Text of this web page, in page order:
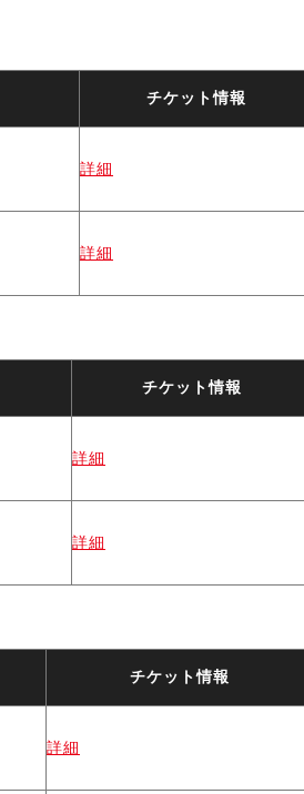
チケット情報
詳細
詳細
チケット情報
詳細
詳細
チケット情報
詳細